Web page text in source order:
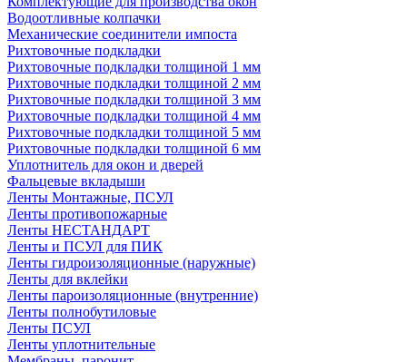
Водоотливные колпачки
Механические соединители импоста
Рихтовочные подкладки
Рихтовочные подкладки толщиной 1 мм
Рихтовочные подкладки толщиной 2 мм
Рихтовочные подкладки толщиной 3 мм
Рихтовочные подкладки толщиной 4 мм
Рихтовочные подкладки толщиной 5 мм
Рихтовочные подкладки толщиной 6 мм
Уплотнитель для окон и дверей
Фальцевые вкладыши
Ленты Монтажные, ПСУЛ
Ленты противопожарные
Ленты НЕСТАНДАРТ
Ленты и ПСУЛ для ПИК
Ленты гидроизоляционные (наружные)
Ленты для вклейки
Ленты пароизоляционные (внутренние)
Ленты полнобутиловые
Ленты ПСУЛ
Ленты уплотнительные